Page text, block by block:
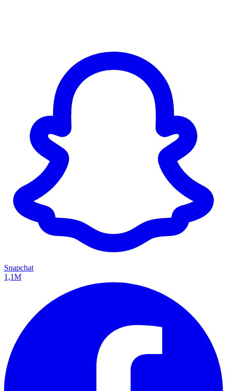
Snapchat
1,1M